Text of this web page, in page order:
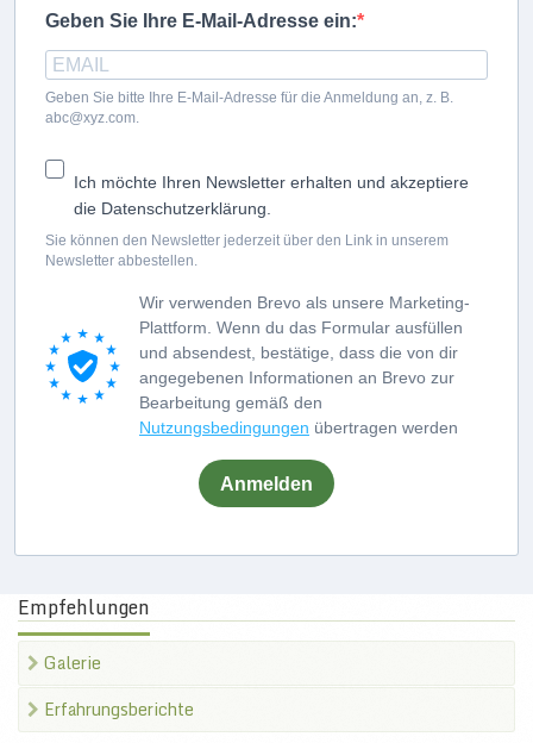
Geben Sie Ihre E-Mail-Adresse ein:
Geben Sie bitte Ihre E-Mail-Adresse für die Anmeldung an, z. B.
abc@xyz.com.
Ich möchte Ihren Newsletter erhalten und akzeptiere
die Datenschutzerklärung.
Sie können den Newsletter jederzeit über den Link in unserem
Newsletter abbestellen.
Wir verwenden Brevo als unsere Marketing-
Plattform. Wenn du das Formular ausfüllen
und absendest, bestätige, dass die von dir
angegebenen Informationen an Brevo zur
Bearbeitung gemäß den
Nutzungsbedingungen übertragen werden
Anmelden
Empfehlungen
Galerie
Erfahrungsberichte